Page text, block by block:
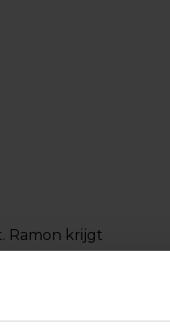
Ramon krijgt